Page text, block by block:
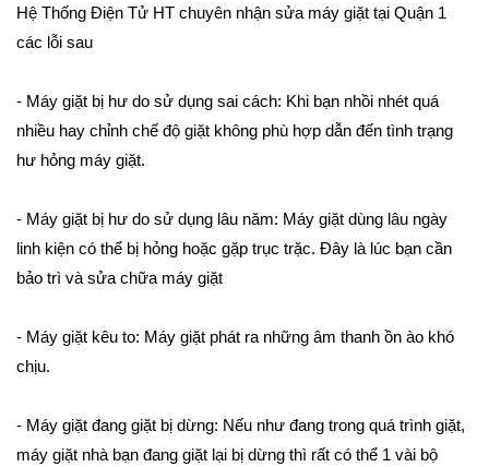
Hệ Thống Điện Tử HT chuyên nhận sửa máy giặt tại Quận 1
các lỗi sau
- Máy giặt bị hư do sử dụng sai cách: Khi bạn nhồi nhét quá
nhiều hay chỉnh chế độ giặt không phù hợp dẫn đến tình trạng
hư hỏng máy giặt.
- Máy giặt bị hư do sử dụng lâu năm: Máy giặt dùng lâu ngày
linh kiện có thể bị hỏng hoặc gặp trục trặc. Đây là lúc bạn cần
bảo trì và sửa chữa máy giặt
- Máy giặt kêu to: Máy giặt phát ra những âm thanh ồn ào khó
chịu.
- Máy giặt đang giặt bị dừng: Nếu như đang trong quá trình giặt,
máy giặt nhà bạn đang giặt lại bị dừng thì rất có thể 1 vài bộ